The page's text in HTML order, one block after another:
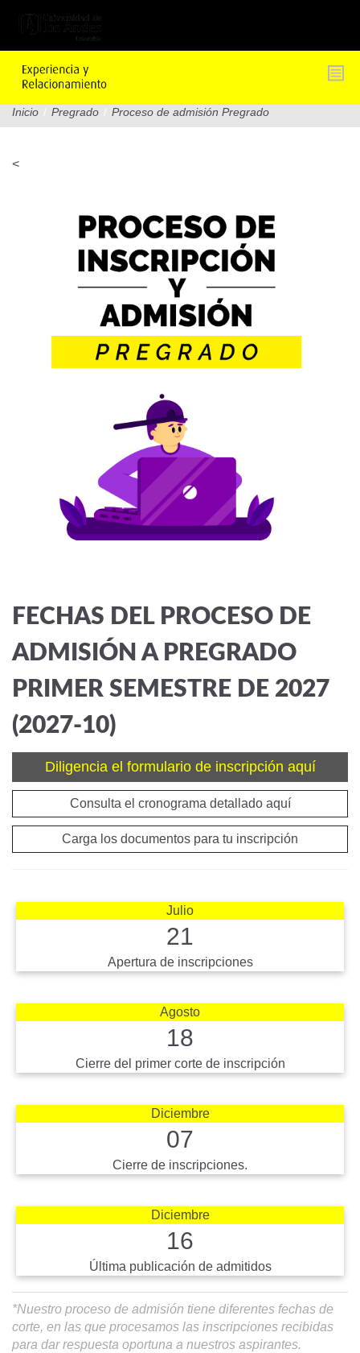
Inicio / Pregrado / Proceso de admisión Pregrado
<
FECHAS DEL PROCESO DE
ADMISIÓN A PREGRADO
PRIMER SEMESTRE DE 2027
(2027-10)
Diligencia el formulario de inscripción aquí
Consulta el cronograma detallado aquí
Carga los documentos para tu inscripción
Julio
21
Apertura de inscripciones
Agosto
18
Cierre del primer corte de inscripción
Diciembre
07
Cierre de inscripciones.
Diciembre
16
Última publicación de admitidos
*Nuestro proceso de admisión tiene diferentes fechas de
corte, en las que procesamos las inscripciones recibidas
para dar respuesta oportuna a nuestros aspirantes.